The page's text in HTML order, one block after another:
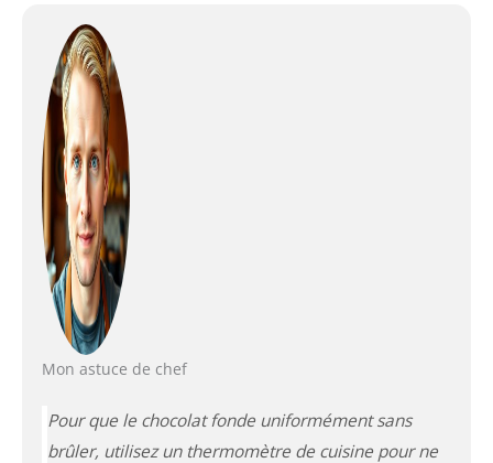
Mon astuce de chef
Pour que le chocolat fonde uniformément sans
brûler, utilisez un thermomètre de cuisine pour ne